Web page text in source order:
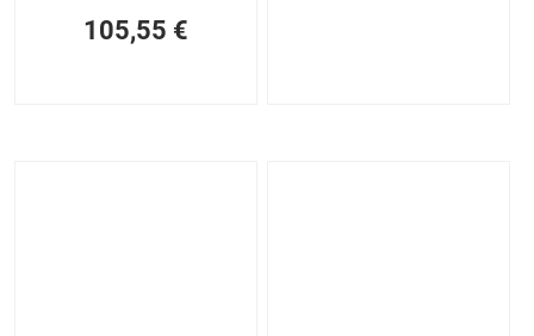
105,55 €